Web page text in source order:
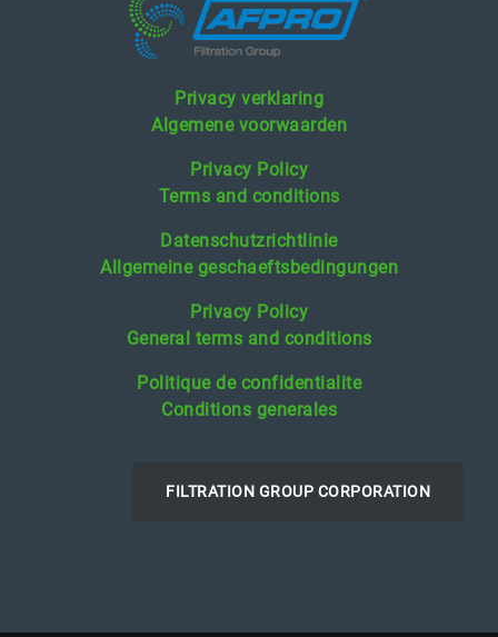
Privacy verklaring
Algemene voorwaarden
Privacy Policy
Terms and conditions
Datenschutzrichtlinie
Allgemeine geschaeftsbedingungen
Privacy Policy
General terms and conditions
Politique de confidentialite
Conditions generales
FILTRATION GROUP CORPORATION